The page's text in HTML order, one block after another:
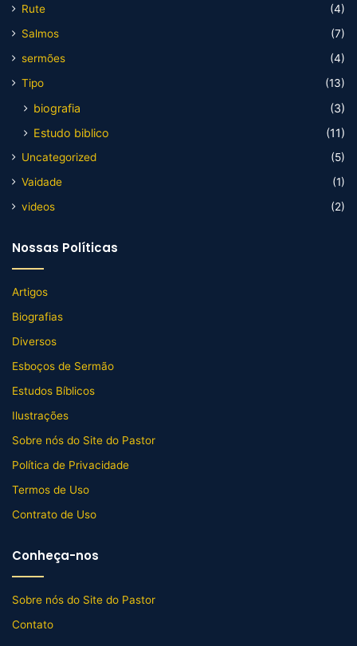
Rute
(4)
Salmos
(7)
sermões
(4)
Tipo
(13)
biografia
(3)
Estudo biblico
(11)
Uncategorized
(5)
Vaidade
(1)
videos
(2)
Nossas Políticas
Artigos
Biografias
Diversos
Esboços de Sermão
Estudos Bíblicos
Ilustrações
Sobre nós do Site do Pastor
Política de Privacidade
Termos de Uso
Contrato de Uso
Conheça-nos
Sobre nós do Site do Pastor
Contato